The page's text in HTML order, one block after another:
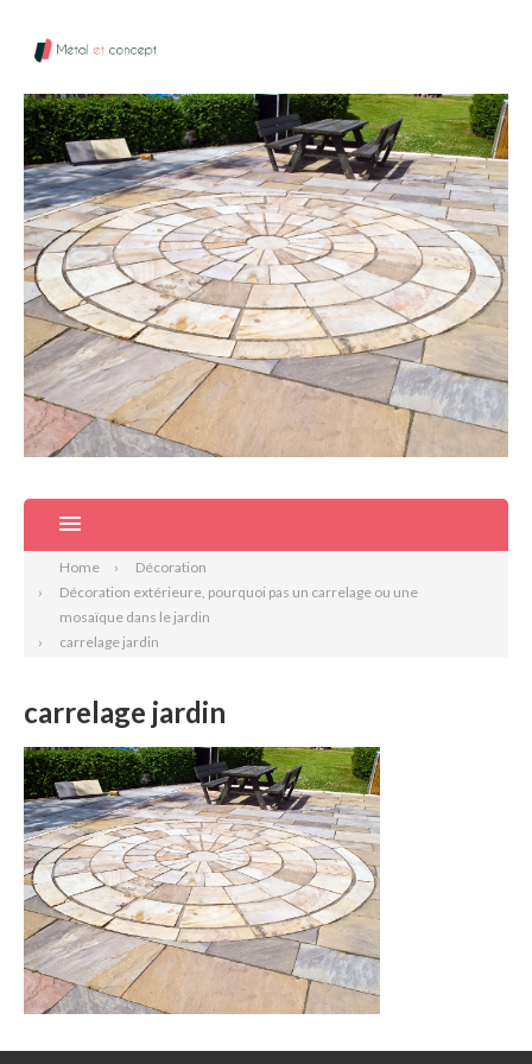
Home
Décoration
Décoration extérieure, pourquoi pas un carrelage ou une
mosaïque dans le jardin
carrelage jardin
carrelage jardin